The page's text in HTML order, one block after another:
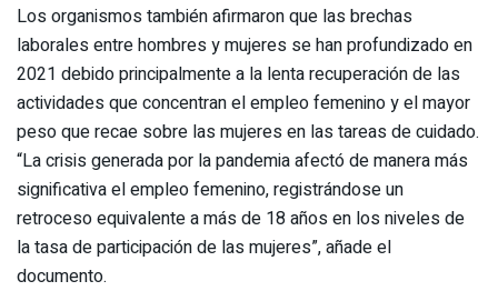
Los organismos también afirmaron que las brechas
laborales entre hombres y mujeres se han profundizado en
2021 debido principalmente a la lenta recuperación de las
actividades que concentran el empleo femenino y el mayor
peso que recae sobre las mujeres en las tareas de cuidado.
“La crisis generada por la pandemia afectó de manera más
significativa el empleo femenino, registrándose un
retroceso equivalente a más de 18 años en los niveles de
la tasa de participación de las mujeres”, añade el
documento.